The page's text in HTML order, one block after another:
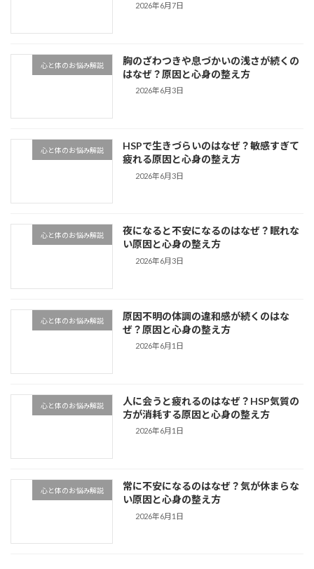
2026年6月7日
心と体のお悩み解説
胸のざわつきや息づかいの浅さが続くの
はなぜ？原因と心身の整え方
2026年6月3日
心と体のお悩み解説
HSPで生きづらいのはなぜ？敏感すぎて
疲れる原因と心身の整え方
2026年6月3日
心と体のお悩み解説
夜になると不安になるのはなぜ？眠れな
い原因と心身の整え方
2026年6月3日
心と体のお悩み解説
原因不明の体調の違和感が続くのはな
ぜ？原因と心身の整え方
2026年6月1日
心と体のお悩み解説
人に会うと疲れるのはなぜ？HSP気質の
方が消耗する原因と心身の整え方
2026年6月1日
心と体のお悩み解説
常に不安になるのはなぜ？気が休まらな
い原因と心身の整え方
2026年6月1日